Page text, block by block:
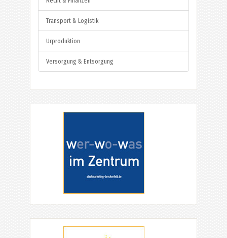
Transport & Logistik
Urproduktion
Versorgung & Entsorgung